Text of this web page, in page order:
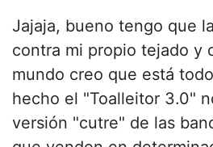
Jajaja, bueno tengo que
contra mi propio tejado y
mundo creo que está
hecho el "Toalleitor 3.0"
versión "cutre" de las